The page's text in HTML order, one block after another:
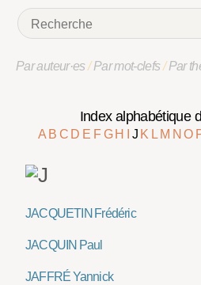
Par auteur·es/Par mot-clefs/Par
Index alphabétique
A B C D E F G H J K L M NO
JACQUETIN Frédéric
JACQUIN Paul
JAFFRÉ Yannick